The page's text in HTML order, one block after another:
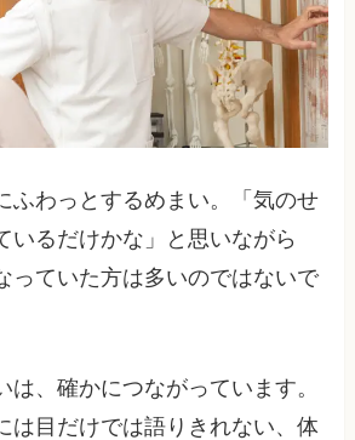
ふわっとするめまい。「気のせ
いるだけかな」と思いながら
っていた方は多いのではないで
は、確かにつながっています。
は目だけでは語りきれない、体